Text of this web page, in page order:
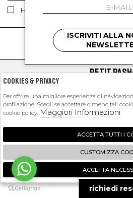
Ho letto ed accettato le
PETIT
EXTRA
2026 Petit Pasha - P.iva : 09423341214
Zucchetti
🍪
ISCRIVITI ALLA
richiedi
Cookies & Privacy
Per offrire una migliore esperienza di
profilazione. Scegli se accettare o meno tali
cookie policy. Maggiori Informazioni
ACCETTA TUTTI I
CUSTOMIZZA
ACCETTA